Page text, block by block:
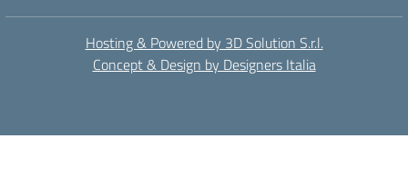
Hosting & Powered by 3D Solution S.r.l.
Concept & Design by Designers Italia